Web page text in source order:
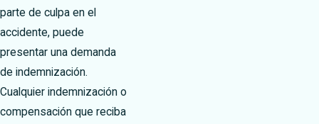
parte de culpa en el
accidente, puede
presentar una demanda
de indemnización.
Cualquier indemnización o
compensación que reciba